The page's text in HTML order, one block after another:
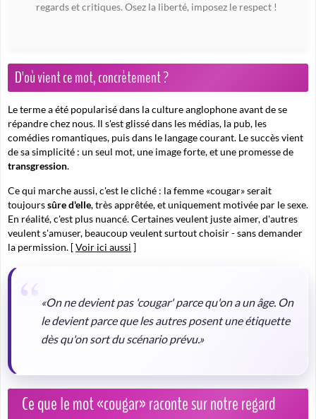
regards et critiques. Osez la liberté, imposez le respect !
D'où vient ce mot, concrètement ?
Le terme a été popularisé dans la culture anglophone avant de se
répandre chez nous. Il s'est glissé dans les médias, la pub, les
comédies romantiques, puis dans le langage courant. Le succès vient
de sa simplicité : un seul mot, une image forte, et une promesse de
transgression.
Ce qui marche aussi, c'est le cliché : la femme «cougar» serait
toujourssûre d'elle, très apprêtée, et uniquement motivée par le sexe.
En réalité, c'est plus nuancé. Certaines veulent juste aimer, d'autres
veulent s'amuser, beaucoup veulent surtout choisir - sans demander
la permission. [Voir ici aussi ]
«On ne devient pas 'cougar' parce qu'on a un âge. On
le devient parce que les autres posent une étiquette
dès qu'on sort du scénario prévu.»
Ce que le mot «cougar» raconte sur notre regard